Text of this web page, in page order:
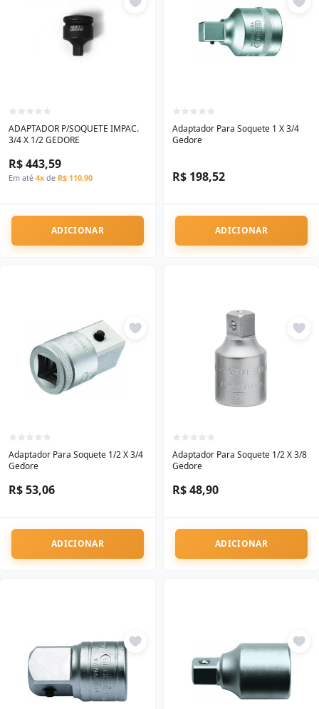
ADAPTADOR P/SOQUETE IMPAC.
3/4 X 1/2 GEDORE
R$ 443,59
Em até 4x de R$ 110,90
ADICIONAR
Adaptador Para Soquete 1 X 3/4
Gedore
R$ 198,52
ADICIONAR
Adaptador Para Soquete 1/2 X 3/4
Gedore
R$ 53,06
ADICIONAR
Adaptador Para Soquete 1/2 X 3/8
Gedore
R$ 48,90
ADICIONAR